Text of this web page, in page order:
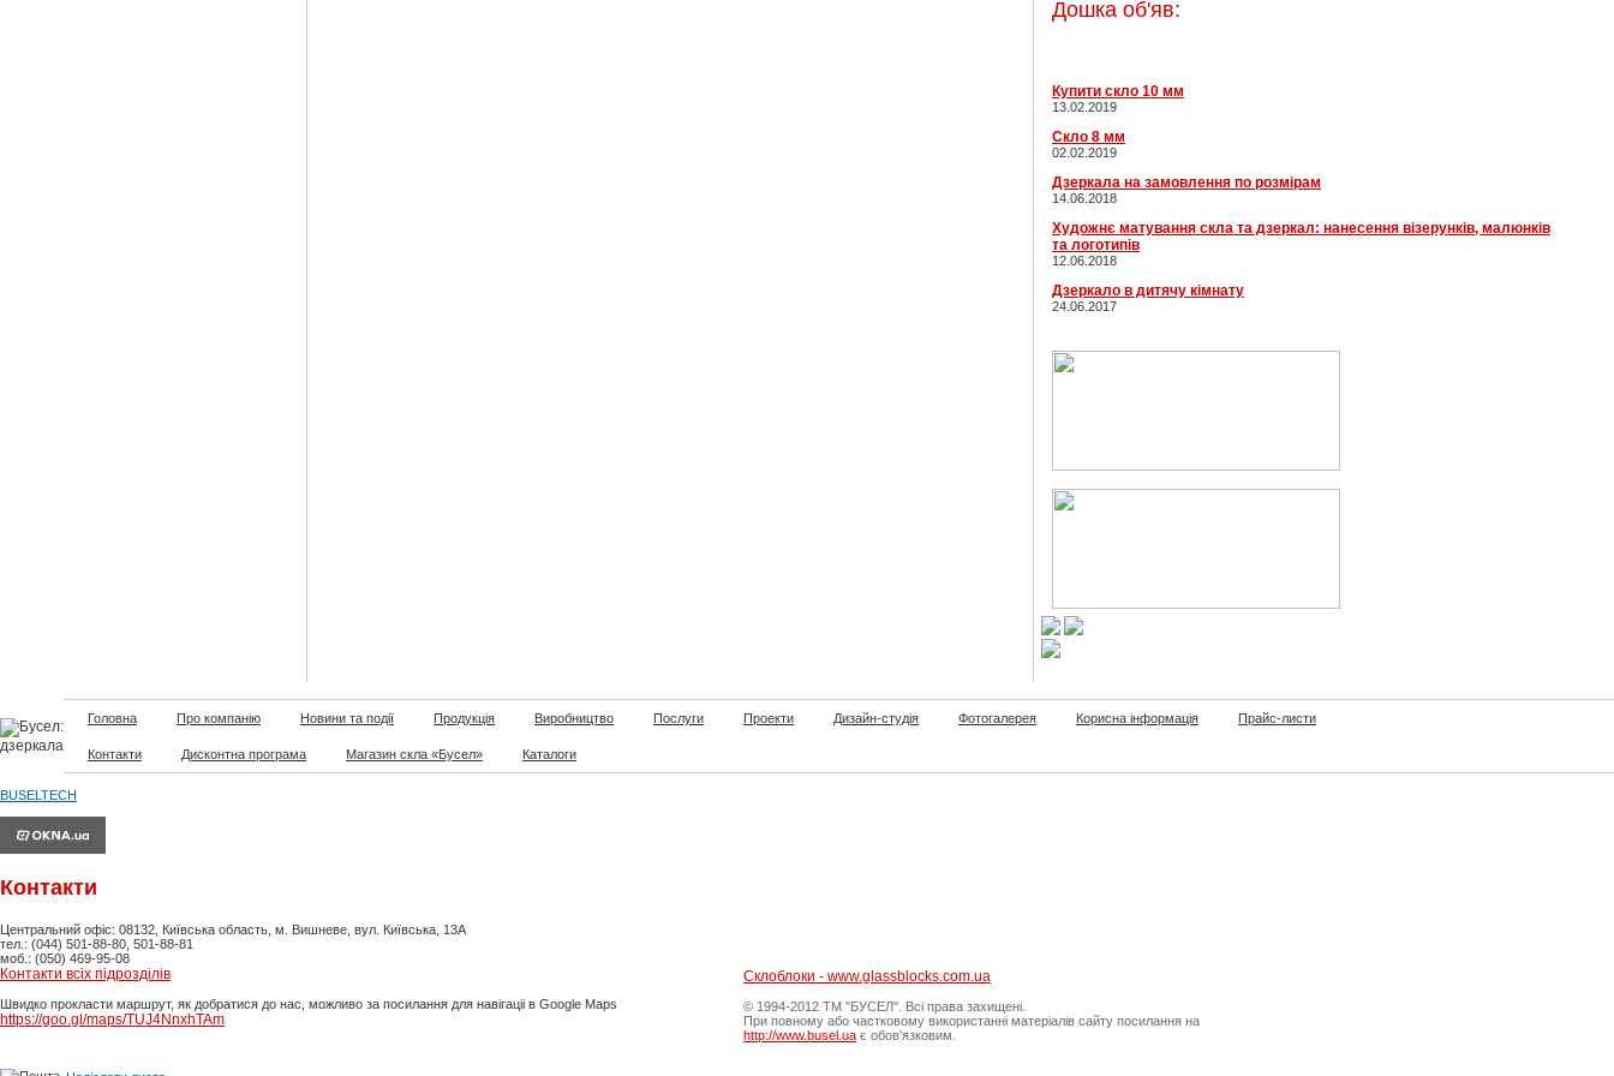
Дошка об'яв:
Купити скло 10 мм
13.02.2019
Скло 8 мм
02.02.2019
Дзеркала на замовлення по розмірам
14.06.2018
Художнє матування скла та дзеркал: нанесення візерунків, малюнків
та логотипів
12.06.2018
Дзеркало в дитячу кімнату
24.06.2017
Головна Про компанію Новини та події Продукція Виробництво Послуги Проекти Дизайн-студія Фотогалерея Корисна інформація Прайс-листи
Контакти Дисконтна програма Магазин скла «Бусел» Каталоги
BUSELTECH
Контакти
Центральний офіс: 08132, Київська область, м. Вишневе, вул. Київська, 13А
тел.: (044) 501-88-80, 501-88-81
моб.: (050) 469-95-08
Контакти всіх підрозділів
Швидко прокласти маршрут, як добратися до нас, можливо за посилання для навігаціі в Google Maps
https://goo.gl/maps/TUJ4NnxhTAm
Склоблоки - www.glassblocks.com.ua
© 1994-2012 ТМ "БУСЕЛ". Всі права захищені.
При повному або частковому використанні матеріалів сайту посилання на
http://www.busel.ua є обов'язковим.